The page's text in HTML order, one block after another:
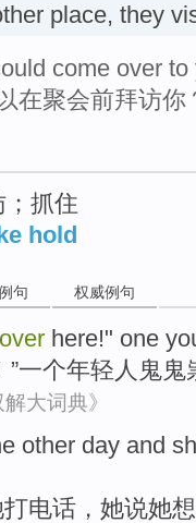
place, they
come over
在聚会前拜访你
抓住
hold
句 权威例句
over here!" one
”一个年轻人 鬼鬼
大词典》
other day and
打电话 ， 她说她想